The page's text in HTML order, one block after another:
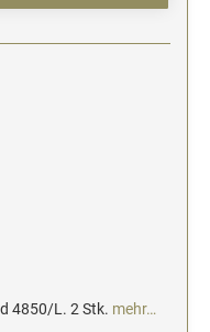
4850/L. 2 Stk. mehr…